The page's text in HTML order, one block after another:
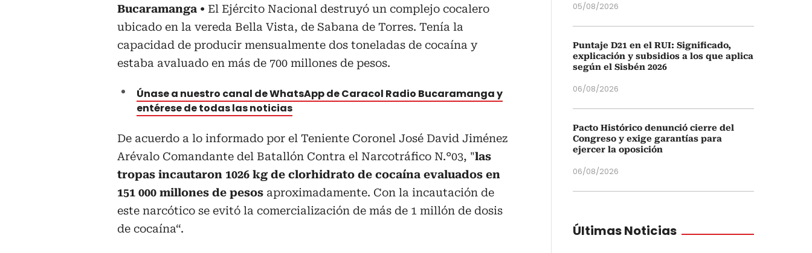
Bucaramanga
El Ejército Nacional destruyó un complejo cocalero
ubicado en la vereda Bella Vista, de Sabana de Torres. Tenía la
capacidad de producir mensualmente dos toneladas de cocaína y
estaba avaluado en más de 700 millones de pesos.
Únase a nuestro canal de WhatsApp de Caracol Radio Bucaramanga y
entérese de todas las noticias
De acuerdo a lo informado por el Teniente Coronel José David Jiménez
Arévalo Comandante del Batallón Contra el Narcotráfico N.°03, "las
tropas incautaron 1026 kg de clorhidrato de cocaína evaluados en
151 000 millones de pesos aproximadamente. Con la incautación de
este narcótico se evitó la comercialización de más de 1 millón de dosis
de cocaína“.
05/08/2026
Puntaje D21 en el RUI: Significado,
explicación y subsidios a los que aplica
según el Sisbén 2026
06/08/2026
Pacto Histórico denunció cierre del
Congreso y exige garantías para
ejercer la oposición
06/08/2026
Últimas Noticias